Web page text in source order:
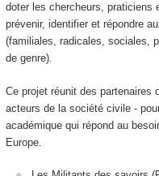
doter les chercheurs, praticiens
prévenir, identifier et répondre
(familiales, radicales, sociales,
de genre).
Ce projet réunit des partenaires
acteurs de la société civile -
académique qui répond au
Europe.